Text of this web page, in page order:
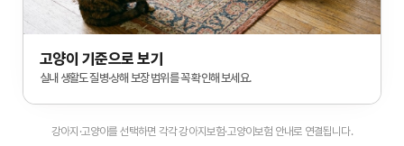
고양이 기준으로 보기
실내 생활도 질병·상해 보장 범위를 꼭 확인해 보세요.
강아지·고양이를 선택하면 각각 강아지보험·고양이보험 안내로 연결됩니다.